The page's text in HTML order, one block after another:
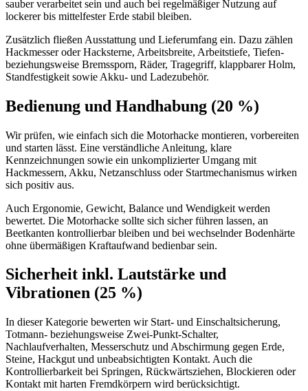
sauber verarbeitet sein und auch bei regelmäßiger Nutzung auf
lockerer bis mittelfester Erde stabil bleiben.
Zusätzlich fließen Ausstattung und Lieferumfang ein. Dazu zählen
Hackmesser oder Hacksterne, Arbeitsbreite, Arbeitstiefe, Tiefen-
beziehungsweise Bremssporn, Räder, Tragegriff, klappbarer Holm,
Standfestigkeit sowie Akku- und Ladezubehör.
Bedienung und Handhabung (20 %)
Wir prüfen, wie einfach sich die Motorhacke montieren, vorbereiten
und starten lässt. Eine verständliche Anleitung, klare
Kennzeichnungen sowie ein unkomplizierter Umgang mit
Hackmessern, Akku, Netzanschluss oder Startmechanismus wirken
sich positiv aus.
Auch Ergonomie, Gewicht, Balance und Wendigkeit werden
bewertet. Die Motorhacke sollte sich sicher führen lassen, an
Beetkanten kontrollierbar bleiben und bei wechselnder Bodenhärte
ohne übermäßigen Kraftaufwand bedienbar sein.
Sicherheit inkl. Lautstärke und
Vibrationen (25 %)
In dieser Kategorie bewerten wir Start- und Einschaltsicherung,
Totmann- beziehungsweise Zwei-Punkt-Schalter,
Nachlaufverhalten, Messerschutz und Abschirmung gegen Erde,
Steine, Hackgut und unbeabsichtigten Kontakt. Auch die
Kontrollierbarkeit bei Springen, Rückwärtsziehen, Blockieren oder
Kontakt mit harten Fremdkörpern wird berücksichtigt.